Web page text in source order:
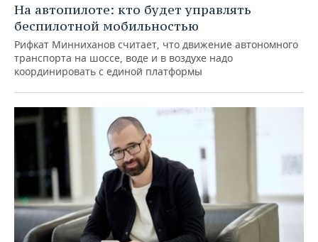
На автопилоте: кто будет управлять
беспилотной мобильностью
Рифкат Минниханов считает, что движение автономного
транспорта на шоссе, воде и в воздухе надо
координировать с единой платформы